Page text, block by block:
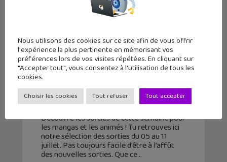
Les sorties mangas/animés : A Sign
Of Affection, Dr. Stone, Conte des
parias… #17
5 juillet 2021
Découvre les sorties de cette semaine pour
les mangas et les animés ! Tu retrouves ici
notre sélection des sorties du 05 au 11
juillet. Pas toujours facile d’être à l’affût
des nouvelles sorties. Que ce
Nous utilisons des cookies sur ce site afin de vous offrir
l'expérience la plus pertinente en mémorisant vos
préférences lors de vos visites répétées. En cliquant sur
"Accepter tout", vous consentez à l'utilisation de tous les
cookies.
Choisir les cookies Tout refuser Tout accepter